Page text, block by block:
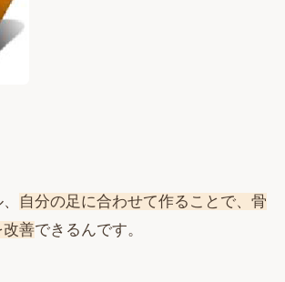
自分の足に合わせて作ることで、骨
善できるんです。